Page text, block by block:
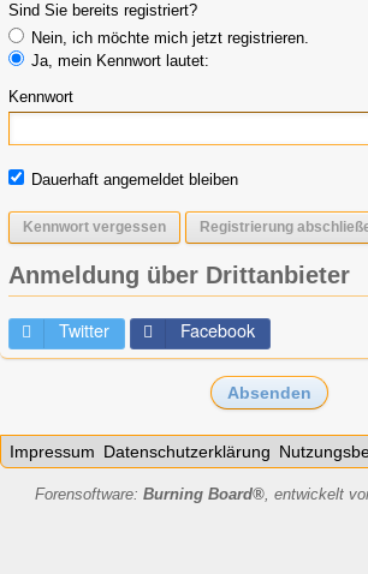
Sind Sie bereits registriert?
Nein, ich möchte mich jetzt registrieren.
Ja, mein Kennwort lautet:
Kennwort
Dauerhaft angemeldet bleiben
Kennwort vergessen Registrierung
Anmeldung über Drittanbieter
Twitter Facebook
Impressum Datenschutzerklärung
Forensoftware: Burning Board®, entwickelt